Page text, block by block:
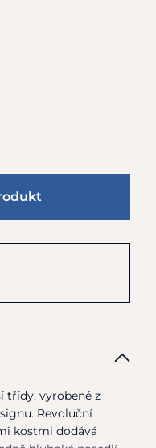
třídy, vyrobené z
Revoluční
kostmi dodává